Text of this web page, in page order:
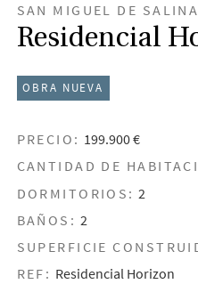
SAN MIGUEL DE
Residencial
OBRA NUEVA
PRECIO: 199.900 €
CANTIDAD DE
DORMITORIOS: 2
BAÑOS: 2
SUPERFICIE
REF: Residencial Horizon